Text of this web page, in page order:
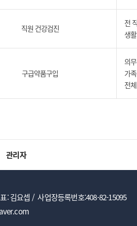
직원 건강검진
전
생
구급약품구입
의
가
전
관리자
: 김요셉 / 사업장등록번호:408-82-15095